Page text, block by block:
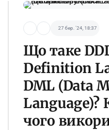
27 бер. '24, 18:37
Що таке
Definition
DML (Data
Language)?
чого